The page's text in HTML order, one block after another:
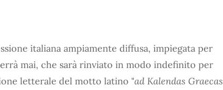
italiana ampiamente diffusa, impiegata per
mai, che sarà rinviato in modo indefinito per
letterale del motto latino "ad Kalendas Graecas